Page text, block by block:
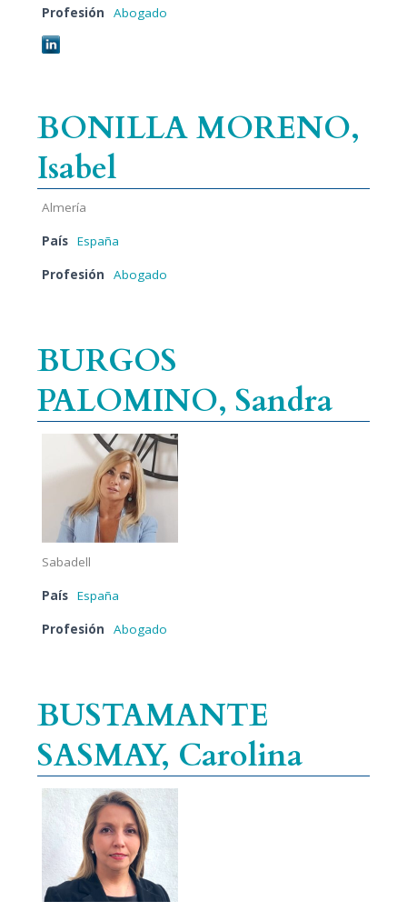
Profesión Abogado
BONILLA MORENO,
Isabel
Almería
País España
Profesión Abogado
BURGOS
PALOMINO, Sandra
Sabadell
País España
Profesión Abogado
BUSTAMANTE
SASMAY, Carolina